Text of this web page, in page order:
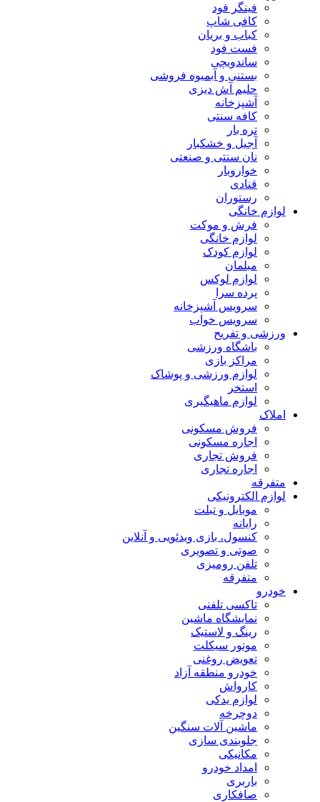
فینگر فود
کافی شاپ
کباب و بریان
فست فود
ساندویچی
بستنی و آبمیوه فروشی
حلیم آش دیزی
آشپزخانه
کافه سنتی
تره بار
آجیل و خشکبار
نان سنتی و صنعتی
خواروبار
قنادی
رستوران
لوازم خانگی
فرش و موکت
لوازم خانگی
لوازم کودک
مبلمان
لوازم لوکس
پرده سرا
سرویس آشپزخانه
سرویس خواب
ورزشی و تفریح
باشگاه ورزشی
مراکز بازی
لوازم ورزشی و پوشاک
استخر
لوازم ماهیگیری
املاک
فروش مسکونی
اجاره مسکونی
فروش تجاری
اجاره تجاری
متفرقه
لوازم الکترونیکی
موبایل و تبلت
رایانه
کنسول، بازی‌ ویدئویی و آنلاین
صوتی و تصویری
تلفن رومیزی
متفرقه
خودرو
تاکسی تلفنی
نمایشگاه ماشین
رینگ و لاستیک
موتور سیکلت
تعویض روغنی
خودرو منطقه آزاد
کارواش
لوازم یدکی
دوچرخه
ماشین آلات سنگین
جلوبندی سازی
مکانیکی
امداد خودرو
باربری
صافکاری